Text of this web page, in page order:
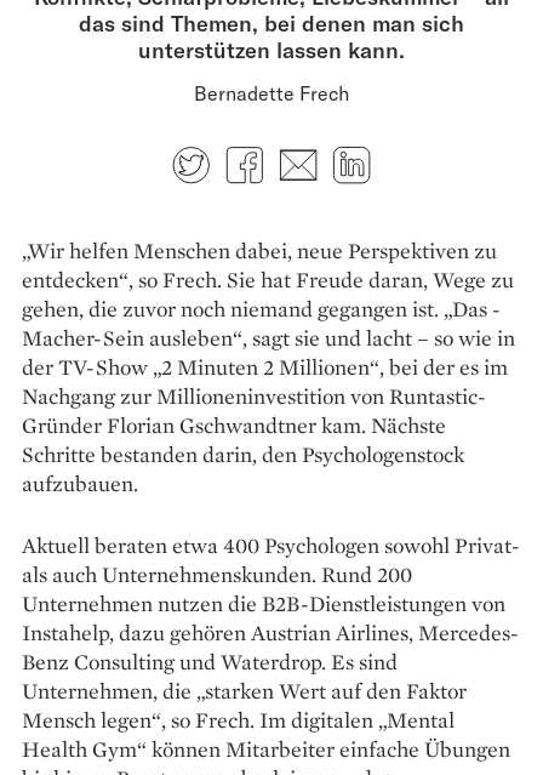
das sind Themen, bei denen man sich
unterstützen lassen kann.
Bernadette Frech
TwitterFacebook
E-mail
„Wir helfen Menschen dabei, neue Perspektiven zu
entdecken“, so Frech. Sie hat Freude daran, Wege zu
gehen, die zuvor noch niemand gegangen ist. „Das ­
Macher-Sein ausleben“, sagt sie und lacht – so wie in
der TV-Show „2 Minuten 2 Millionen“, bei der es im
Nachgang zur Millioneninvestition von Runtastic-
Gründer Florian Gschwandtner kam. Nächste
Schritte bestanden darin, den Psychologenstock
aufzubauen.
Aktuell beraten etwa 400 Psychologen sowohl Privat-
als auch Unternehmenskunden. Rund 200
Unternehmen nutzen die B2B-Dienstleistungen von
Instahelp, dazu gehören Austrian Airlines, Mercedes-
Benz Consulting und Waterdrop. Es sind
Unternehmen, die „starken Wert auf den Faktor
Mensch legen“, so Frech. Im digitalen „Mental
Health Gym“ können Mitarbeiter einfache Übungen